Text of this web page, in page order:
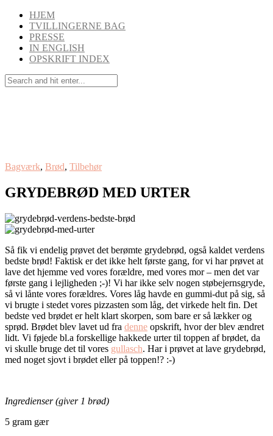
HJEM
TVILLINGERNE BAG
PRESSE
IN ENGLISH
OPSKRIFT INDEX
Bagværk, Brød, Tilbehør
GRYDEBRØD MED URTER
Så fik vi endelig prøvet det berømte grydebrød, også kaldet verdens
bedste brød! Faktisk er det ikke helt første gang, for vi har prøvet at
lave det hjemme ved vores forældre, med vores mor – men det var
første gang i lejligheden ;-)! Vi har ikke selv nogen støbejernsgryde,
så vi lånte vores forældres. Vores låg havde en gummi-dut på sig, så
vi brugte i stedet vores pizzasten som låg, det virkede helt fin. Det
bedste ved brødet er helt klart skorpen, som bare er så lækker og
sprød. Brødet blev lavet ud fra denne opskrift, hvor der blev ændret
lidt. Vi føjede bl.a forskellige hakkede urter til toppen af brødet, da
vi skulle bruge det til vores gullasch. Har i prøvet at lave grydebrød,
med noget sjovt i brødet eller på toppen!? :-)
Ingredienser (giver 1 brød)
5 gram gær